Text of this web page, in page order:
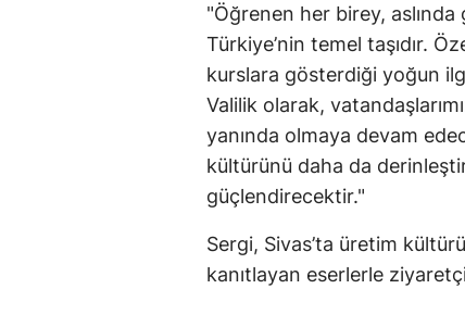
"Öğrenen her birey,
Türkiye’nin temel taşıdır.
kurslara gösterdiği yoğun
Valilik olarak,
yanında olmaya devam
kültürünü daha da
güçlendirecektir."
Sergi, Sivas’ta üretim
kanıtlayan eserlerle